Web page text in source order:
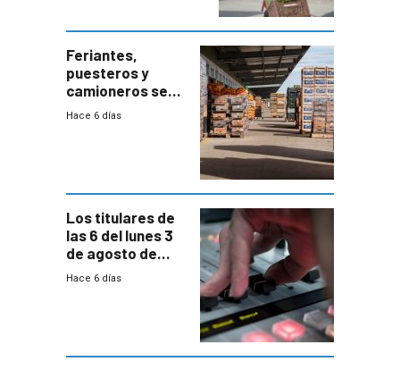
Feriantes,
puesteros y
camioneros se
movilizaron en
Hace 6 días
Los titulares de
las 6 del lunes 3
de agosto de
2026
Hace 6 días